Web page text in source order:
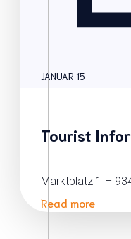
JANUAR 15
Tourist
Marktplatz 1
Read more